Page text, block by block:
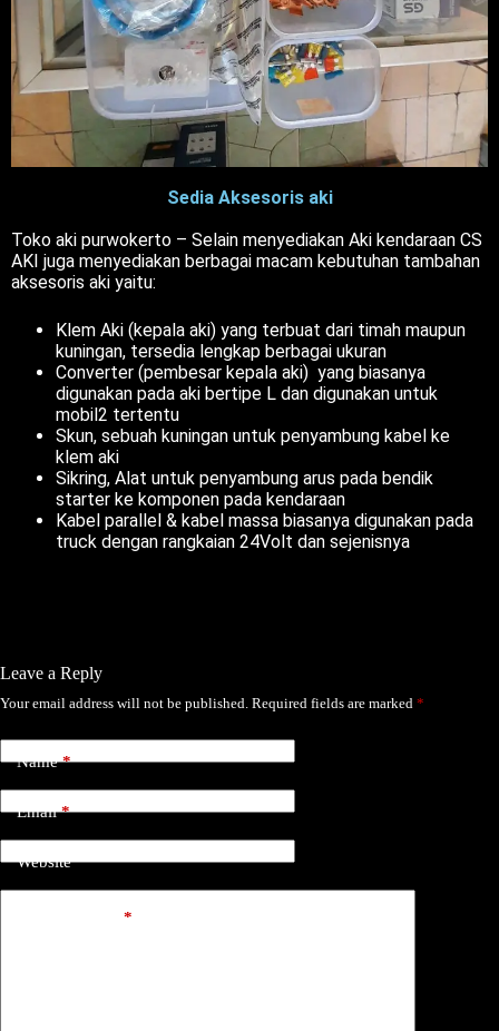
Sedia Aksesoris aki
Toko aki purwokerto – Selain menyediakan Aki kendaraan CS
AKI juga menyediakan berbagai macam kebutuhan tambahan
aksesoris aki yaitu:
Klem Aki (kepala aki) yang terbuat dari timah maupun
kuningan, tersedia lengkap berbagai ukuran
Converter (pembesar kepala aki) yang biasanya
digunakan pada aki bertipe L dan digunakan untuk
mobil2 tertentu
Skun, sebuah kuningan untuk penyambung kabel ke
klem aki
Sikring, Alat untuk penyambung arus pada bendik
starter ke komponen pada kendaraan
Kabel parallel & kabel massa biasanya digunakan pada
truck dengan rangkaian 24Volt dan sejenisnya
Leave a Reply
Your email address will not be published. Required fields are marked *
Name*
Email*
Website
*